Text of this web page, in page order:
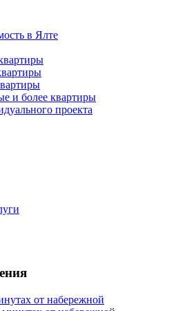
в Ялте
и более квартиры
проекта
от набережной